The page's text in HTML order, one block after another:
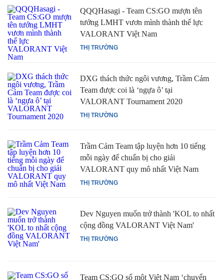
THỊ TRƯỜNG
QQQHasagi - Team CS:GO mượn tên
tướng LMHT vươn mình thành thế lực
VALORANT Việt Nam
THỊ TRƯỜNG
DXG thách thức ngôi vương, Trầm Cảm
Team được coi là ‘ngựa ô’ tại
VALORANT Tournament 2020
THỊ TRƯỜNG
Trầm Cảm Team tập luyện hơn 10 tiếng
mỗi ngày để chuẩn bị cho giải
VALORANT quy mô nhất Việt Nam
THỊ TRƯỜNG
Dev Nguyen muốn trở thành 'KOL to nhất
cộng đồng VALORANT Việt Nam'
Team CS:GO số một Việt Nam ‘chuyển